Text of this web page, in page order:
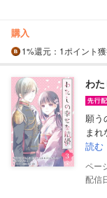
購入
1%還元 ：1ポイント
わ
願う
ま
読む
配信